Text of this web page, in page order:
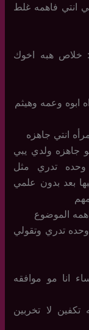
انتي فاهمه غلط
خلاص هبه اخوك
ابوه وعمه وهيثم
انتي جاهزه
جاهزه ولدي يبي
تدري مثل
بعد بدون علمي
الموضوع
تدري وتقولي
انا مو موافقه
لا تخربين